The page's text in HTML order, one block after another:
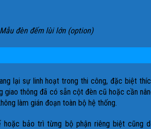
Mẫu đèn đếm lùi lớn (option)
lại sự linh hoạt trong thi công, đặc biệt
giao thông đã có sẵn cột đèn cũ hoặc cần
làm gián đoạn toàn bộ hệ thống.
hoặc bảo trì từng bộ phận riêng biệt cũng